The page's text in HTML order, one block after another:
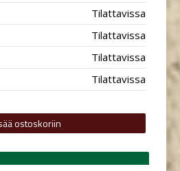
Tilattavissa
Tilattavissa
Tilattavissa
Tilattavissa